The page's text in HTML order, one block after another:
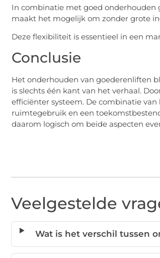
In combinatie met goed onderhouden
maakt het mogelijk om zonder grote
Deze flexibiliteit is essentieel in een
Conclusie
Het onderhouden van goederenliften
is slechts één kant van het verhaal.
efficiënter systeem. De combinatie
ruimtegebruik en een
daarom logisch om beide aspecten
Veelgestelde
Wat is het verschil tussen